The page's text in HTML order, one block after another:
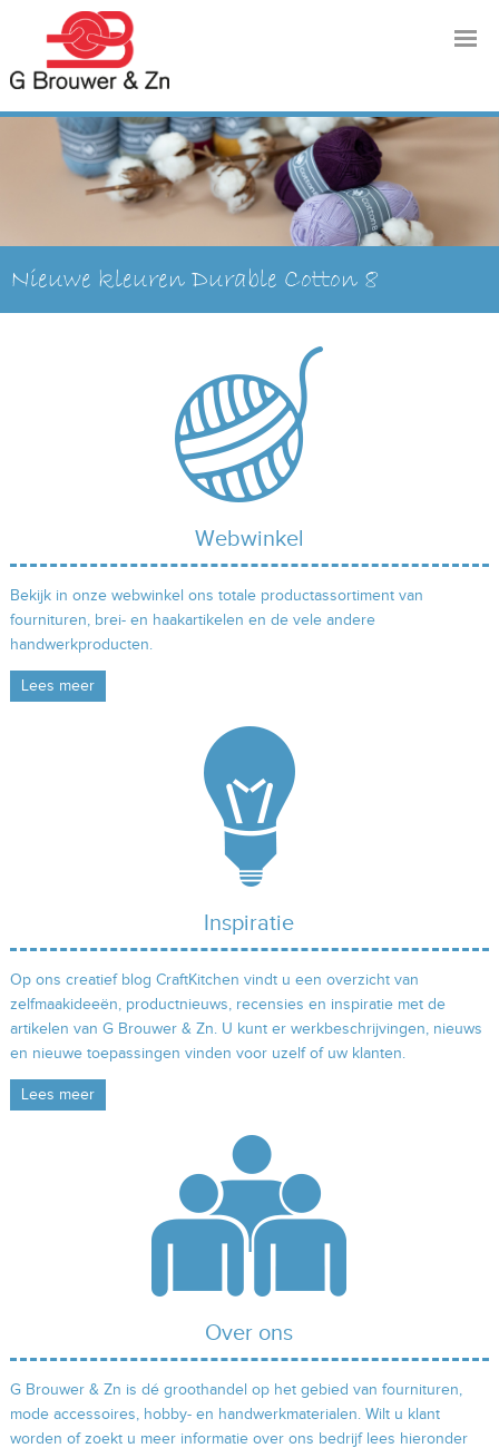
Nieuwe kleuren Durable Cotton 8
Webwinkel
Bekijk in onze webwinkel ons totale productassortiment van
fournituren, brei- en haakartikelen en de vele andere
handwerkproducten.
Lees meer
Inspiratie
Op ons creatief blog CraftKitchen vindt u een overzicht van
zelfmaakideeën, productnieuws, recensies en inspiratie met de
artikelen van G Brouwer & Zn. U kunt er werkbeschrijvingen, nieuws
en nieuwe toepassingen vinden voor uzelf of uw klanten.
Lees meer
Over ons
G Brouwer & Zn is dé groothandel op het gebied van fournituren,
mode accessoires, hobby- en handwerkmaterialen. Wilt u klant
worden of zoekt u meer informatie over ons bedrijf lees hieronder